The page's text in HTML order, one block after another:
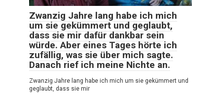
Zwanzig Jahre lang habe ich mich
um sie gekümmert und geglaubt,
dass sie mir dafür dankbar sein
würde. Aber eines Tages hörte ich
zufällig, was sie über mich sagte.
Danach rief ich meine Nichte an.
Zwanzig Jahre lang habe ich mich um sie gekümmert und
geglaubt, dass sie mir